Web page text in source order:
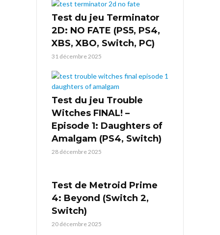
Test du jeu Terminator
2D: NO FATE (PS5, PS4,
XBS, XBO, Switch, PC)
31 décembre 2025
Test du jeu Trouble
Witches FINAL! –
Episode 1: Daughters of
Amalgam (PS4, Switch)
28 décembre 2025
Test de Metroid Prime
4: Beyond (Switch 2,
Switch)
20 décembre 2025